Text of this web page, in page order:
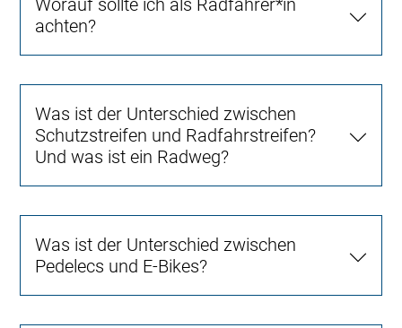
achten?
Was ist der Unterschied zwischen
Schutzstreifen und Radfahrstreifen?
Und was ist ein Radweg?
Was ist der Unterschied zwischen
Pedelecs und E-Bikes?